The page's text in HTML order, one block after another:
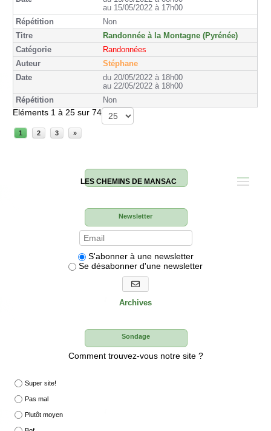
LES CHEMINS DE MANSAC
Newsletter
S'abonner à une newsletter
Se désabonner d'une newsletter
S'abonner aux newsletters
Archives
au 15/05/2022 à 17h00
Non
Randonnée à la Montagne (Pyrénée)
Randonnées
Stéphane
du 20/05/2022 à 18h00
au 22/05/2022 à 18h00
Non
Eléments 1 à 25 sur 74
1 2 3 »
Sondage
Comment trouvez-vous notre site ?
Super site!
Pas mal
Plutôt moyen